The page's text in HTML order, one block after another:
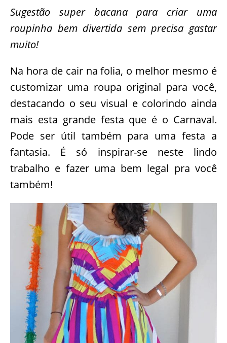
Sugestão super bacana para criar uma
roupinha bem divertida sem precisa gastar
muito!
Na hora de cair na folia, o melhor mesmo é
customizar uma roupa original para você,
destacando o seu visual e colorindo ainda
mais esta grande festa que é o Carnaval.
Pode ser útil também para uma festa a
fantasia. É só inspirar-se neste lindo
trabalho e fazer uma bem legal pra você
também!